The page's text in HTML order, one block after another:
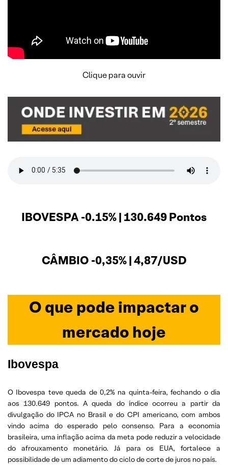
Clique para ouvir
IBOVESPA -0.15% | 130.649 Pontos
CÂMBIO -0,35% | 4,87/USD
O que pode impactar o
mercado hoje
Ibovespa
O Ibovespa teve queda de 0,2% na quinta-feira, fechando o dia
aos 130.649 pontos. A queda do índice ocorreu a partir da
divulgação do IPCA no Brasil e do CPI americano, com ambos
vindo acima do esperado pelo consenso. Para a economia
brasileira, uma inflação acima da meta pode reduzir a velocidade
do afrouxamento monetário. Já para os EUA, fortalece a
possibilidade de um adiamento do ciclo de corte de juros no país.